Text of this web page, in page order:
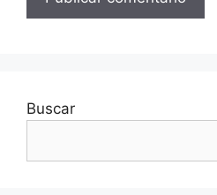
Buscar